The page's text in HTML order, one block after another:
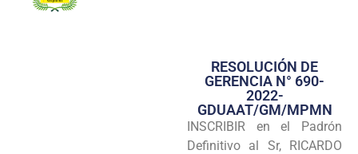
Transparencia
Seguridad
Programas
RESOLUCIÓN DE
GERENCIA N° 690-
2022-
GDUAAT/GM/MPMN
INSCRIBIR en el Padrón
Definitivo al Sr, RICARDO